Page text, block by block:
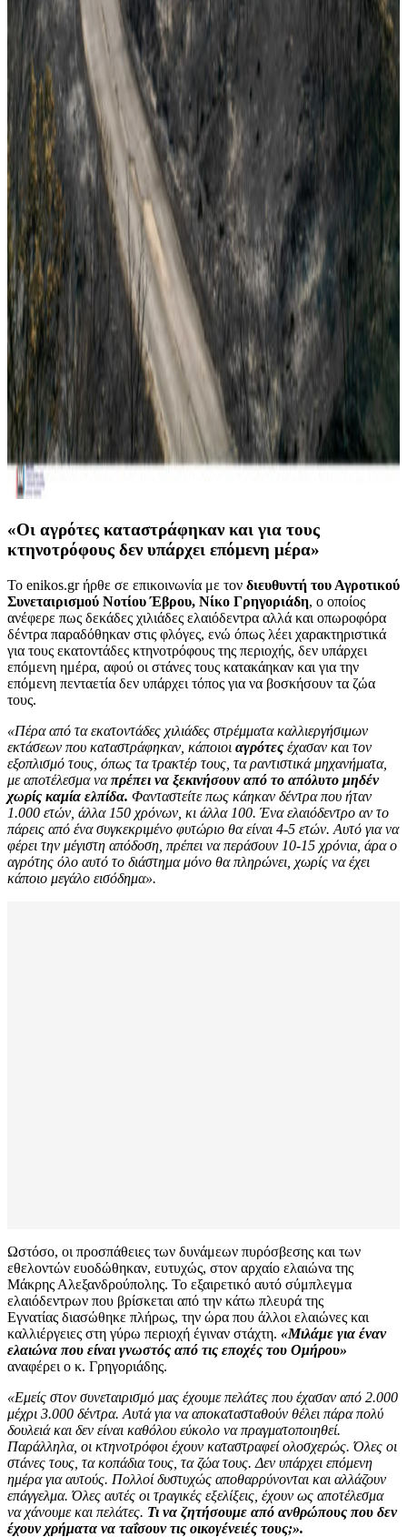
«Οι αγρότες καταστράφηκαν και για τους
κτηνοτρόφους δεν υπάρχει επόμενη μέρα»
Το enikos.gr ήρθε σε επικοινωνία με τον διευθυντή του Αγροτικού
Συνεταιρισμού Νοτίου Έβρου, Νίκο Γρηγοριάδη, ο οποίος
ανέφερε πως δεκάδες χιλιάδες ελαιόδεντρα αλλά και οπωροφόρα
δέντρα παραδόθηκαν στις φλόγες, ενώ όπως λέει χαρακτηριστικά
για τους εκατοντάδες κτηνοτρόφους της περιοχής, δεν υπάρχει
επόμενη ημέρα, αφού οι στάνες τους κατακάηκαν και για την
επόμενη πενταετία δεν υπάρχει τόπος για να βοσκήσουν τα ζώα
τους.
«Πέρα από τα εκατοντάδες χιλιάδες στρέμματα καλλιεργήσιμων
εκτάσεων που καταστράφηκαν, κάποιοι αγρότες έχασαν και τον
εξοπλισμό τους, όπως τα τρακτέρ τους, τα ραντιστικά μηχανήματα,
με αποτέλεσμα ναπρέπει να ξεκινήσουν από το απόλυτο μηδέν
χωρίς καμία ελπίδα. Φανταστείτε πως κάηκαν δέντρα που ήταν
1.000 ετών, άλλα 150 χρόνων, κι άλλα 100. Ένα ελαιόδεντρο αν το
πάρεις από ένα συγκεκριμένο φυτώριο θα είναι 4-5 ετών. Αυτό για να
φέρει την μέγιστη απόδοση, πρέπει να περάσουν 10-15 χρόνια, άρα ο
αγρότης όλο αυτό το διάστημα μόνο θα πληρώνει, χωρίς να έχει
κάποιο μεγάλο εισόδημα».
Ωστόσο, οι προσπάθειες των δυνάμεων πυρόσβεσης και των
εθελοντών ευοδώθηκαν, ευτυχώς, στον αρχαίο ελαιώνα της
Μάκρης Αλεξανδρούπολης. Το εξαιρετικό αυτό σύμπλεγμα
ελαιόδεντρων που βρίσκεται από την κάτω πλευρά της
Εγνατίας διασώθηκε πλήρως, την ώρα που άλλοι ελαιώνες και
καλλιέργειες στη γύρω περιοχή έγιναν στάχτη. «Μιλάμε για έναν
ελαιώνα που είναι γνωστός από τις εποχές του Ομήρου»
αναφέρει ο κ. Γρηγοριάδης.
«Εμείς στον συνεταιρισμό μας έχουμε πελάτες που έχασαν από 2.000
μέχρι 3.000 δέντρα. Αυτά για να αποκατασταθούν θέλει πάρα πολύ
δουλειά και δεν είναι καθόλου εύκολο να πραγματοποιηθεί.
Παράλληλα, οι κτηνοτρόφοι έχουν καταστραφεί ολοσχερώς. Όλες οι
στάνες τους, τα κοπάδια τους, τα ζώα τους. Δεν υπάρχει επόμενη
ημέρα για αυτούς. Πολλοί δυστυχώς αποθαρρύνονται και αλλάζουν
επάγγελμα. Όλες αυτές οι τραγικές εξελίξεις, έχουν ως αποτέλεσμα
να χάνουμε και πελάτες. Τι να ζητήσουμε από ανθρώπους που δεν
έχουν χρήματα να ταΐσουν τις οικογένειές τους;».